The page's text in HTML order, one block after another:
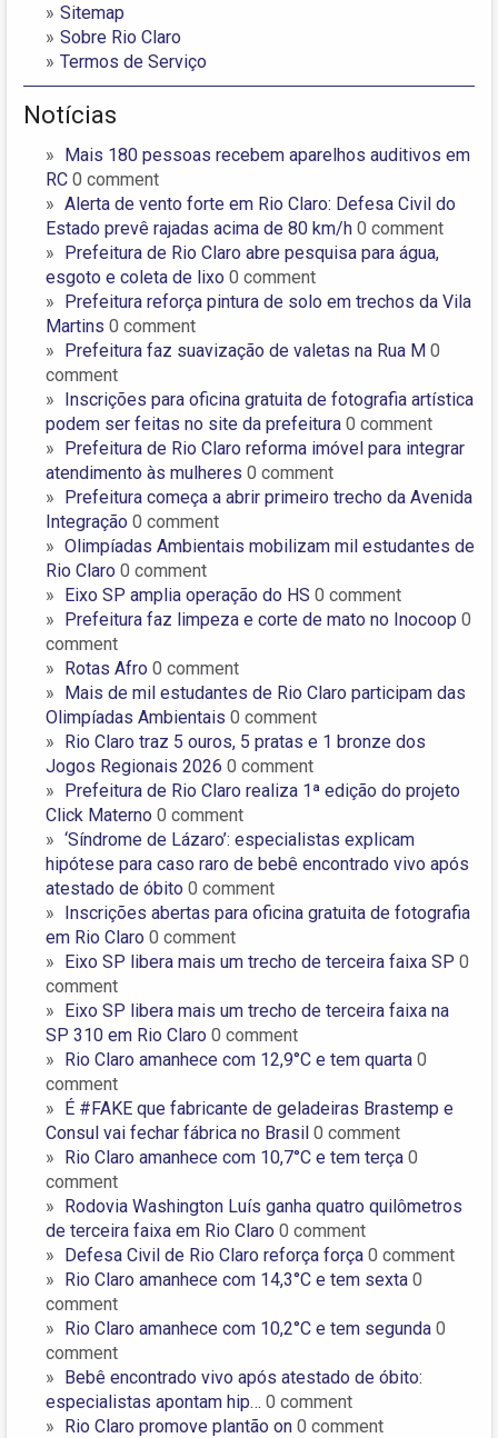
Sitemap
Sobre Rio Claro
Termos de Serviço
Notícias
Mais 180 pessoas recebem aparelhos auditivos em
RC 0 comment
Alerta de vento forte em Rio Claro: Defesa Civil do
Estado prevê rajadas acima de 80 km/h 0 comment
Prefeitura de Rio Claro abre pesquisa para água,
esgoto e coleta de lixo 0 comment
Prefeitura reforça pintura de solo em trechos da Vila
Martins 0 comment
Prefeitura faz suavização de valetas na Rua M 0
comment
Inscrições para oficina gratuita de fotografia artística
podem ser feitas no site da prefeitura 0 comment
Prefeitura de Rio Claro reforma imóvel para integrar
atendimento às mulheres 0 comment
Prefeitura começa a abrir primeiro trecho da Avenida
Integração 0 comment
Olimpíadas Ambientais mobilizam mil estudantes de
Rio Claro 0 comment
Eixo SP amplia operação do HS 0 comment
Prefeitura faz limpeza e corte de mato no Inocoop 0
comment
Rotas Afro 0 comment
Mais de mil estudantes de Rio Claro participam das
Olimpíadas Ambientais 0 comment
Rio Claro traz 5 ouros, 5 pratas e 1 bronze dos
Jogos Regionais 2026 0 comment
Prefeitura de Rio Claro realiza 1ª edição do projeto
Click Materno 0 comment
‘Síndrome de Lázaro’: especialistas explicam
hipótese para caso raro de bebê encontrado vivo após
atestado de óbito 0 comment
Inscrições abertas para oficina gratuita de fotografia
em Rio Claro 0 comment
Eixo SP libera mais um trecho de terceira faixa SP 0
comment
Eixo SP libera mais um trecho de terceira faixa na
SP 310 em Rio Claro 0 comment
Rio Claro amanhece com 12,9°C e tem quarta 0
comment
É #FAKE que fabricante de geladeiras Brastemp e
Consul vai fechar fábrica no Brasil 0 comment
Rio Claro amanhece com 10,7°C e tem terça 0
comment
Rodovia Washington Luís ganha quatro quilômetros
de terceira faixa em Rio Claro 0 comment
Defesa Civil de Rio Claro reforça força 0 comment
Rio Claro amanhece com 14,3°C e tem sexta 0
comment
Rio Claro amanhece com 10,2°C e tem segunda 0
comment
Bebê encontrado vivo após atestado de óbito:
especialistas apontam hip… 0 comment
Rio Claro promove plantão on 0 comment